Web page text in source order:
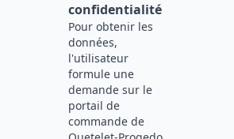
confidentialité
Pour obtenir les
données,
l'utilisateur
formule une
demande sur le
portail de
commande de